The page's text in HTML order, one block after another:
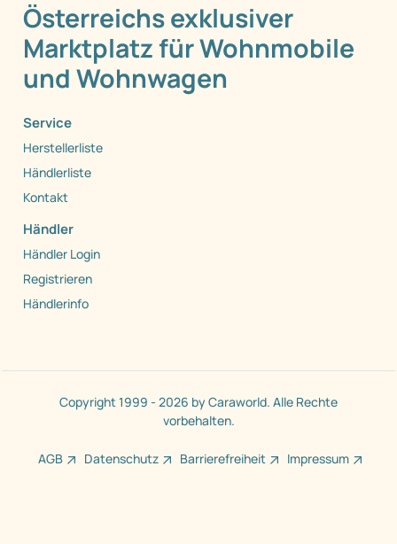
Österreichs exklusiver
Marktplatz für Wohnmobile
und Wohnwagen
Service
Herstellerliste
Händlerliste
Kontakt
Händler
Händler Login
Registrieren
Händlerinfo
Copyright 1999 - 2026 by Caraworld. Alle Rechte
vorbehalten.
AGB Datenschutz Barrierefreiheit Impressum